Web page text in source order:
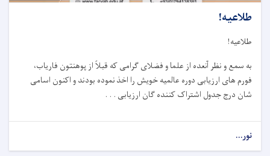
طلاعیه!
طلاعیه!
به سمع و نظر آنعده از علما و فضلای گرامی که قبلاً از پوهنتون فاریاب،
فورم های ارزیابی دوره عالمیه خویش را اخذ نموده بودند و اکنون اسامی
شان درج جدول اشتراک کننده گان ارزیابی . . .
نور...